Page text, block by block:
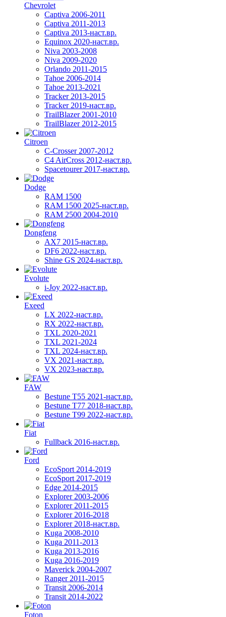
Chevrolet
Captiva 2006-2011
Captiva 2011-2013
Captiva 2013-наст.вр.
Equinox 2020-наст.вр.
Niva 2003-2008
Niva 2009-2020
Orlando 2011-2015
Tahoe 2006-2014
Tahoe 2013-2021
Tracker 2013-2015
Tracker 2019-наст.вр.
TrailBlazer 2001-2010
TrailBlazer 2012-2015
Citroen
C-Crosser 2007-2012
C4 AirCross 2012-наст.вр.
Spacetourer 2017-наст.вр.
Dodge
RAM 1500
RAM 1500 2025-наст.вр.
RAM 2500 2004-2010
Dongfeng
AX7 2015-наст.вр.
DF6 2022-наст.вр.
Shine GS 2024-наст.вр.
Evolute
i-Joy 2022-наст.вр.
Exeed
LX 2022-наст.вр.
RX 2022-наст.вр.
TXL 2020-2021
TXL 2021-2024
TXL 2024-наст.вр.
VX 2021-наст.вр.
VX 2023-наст.вр.
FAW
Bestune T55 2021-наст.вр.
Bestune T77 2018-наст.вр.
Bestune T99 2022-наст.вр.
Fiat
Fullback 2016-наст.вр.
Ford
EcoSport 2014-2019
EcoSport 2017-2019
Edge 2014-2015
Explorer 2003-2006
Explorer 2011-2015
Explorer 2016-2018
Explorer 2018-наст.вр.
Kuga 2008-2010
Kuga 2011-2013
Kuga 2013-2016
Kuga 2016-2019
Maverick 2004-2007
Ranger 2011-2015
Transit 2006-2014
Transit 2014-2022
Foton